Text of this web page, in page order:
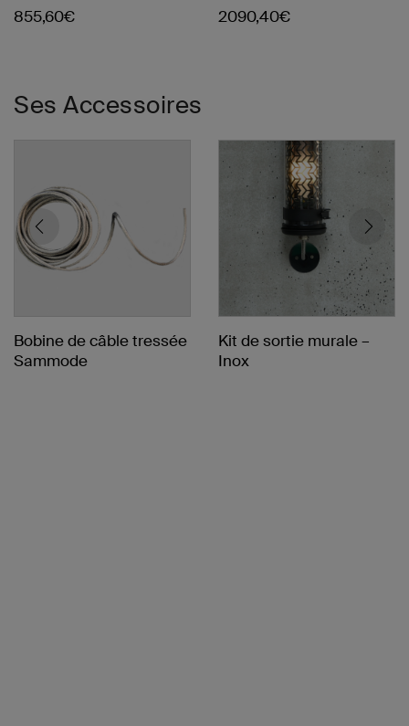
855,60€
2090,40€
Ses Accessoires
Bobine de câble tressée
Sammode
Bobine de câble tressée
Sammode
Kit de sortie murale –
Inox